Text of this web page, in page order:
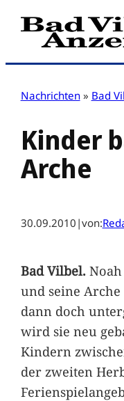
Zum
Inhalt
Nachrichten » Bad
Kinder
Arche
30.09.2010 |von:
Bad Vilbel.Noah
und seine
dann doch
wird sie neu
Kindern
der zweiten